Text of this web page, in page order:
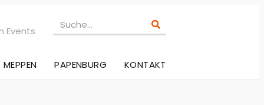
Events
MEPPEN PAPENBURG KONTAKT